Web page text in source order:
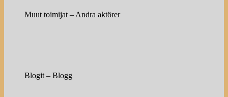
Muut toimijat – Andra aktörer
Blogit – Blogg